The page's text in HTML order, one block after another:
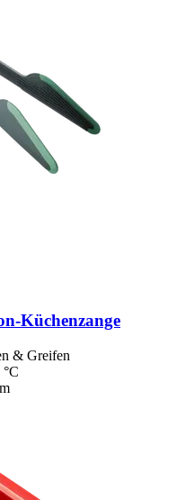
​Küchenzange
& Greifen